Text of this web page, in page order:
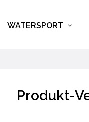
WATERSPORT
Produkt-